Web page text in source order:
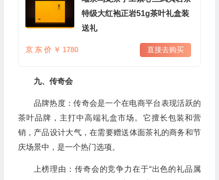
特级大红袍正岩51g茶叶礼盒装
送礼
京 东 价 ￥ 1780 直接去购买
九、传奇会
品牌热度：传奇会是一个在电商平台表现活跃的
茶叶品牌，主打中高端礼盒市场。它擅长包装和营
销，产品设计大气，在需要赠送体面茶礼的商务和节
庆场景中，是一个热门选项。
上榜理由：传奇会的竞争力在于“出色的礼品属